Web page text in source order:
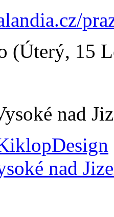
(Úterý, 15
nad
nad